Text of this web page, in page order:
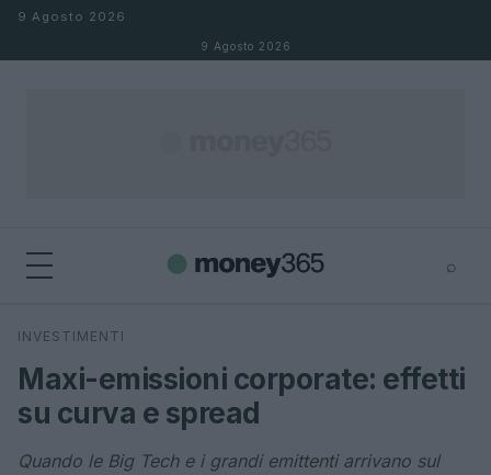
Salta al contenuto
9 Agosto 2026
9 Agosto 2026
⌕
Cerca
INVESTIMENTI
Maxi-emissioni corporate: effetti
su curva e spread
Quando le Big Tech e i grandi emittenti arrivano sul